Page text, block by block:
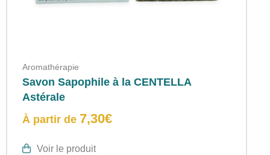
Aromathérapie
Savon Sapophile à la CENTELLA
Astérale
À partir de 7,30€
Voir le produit